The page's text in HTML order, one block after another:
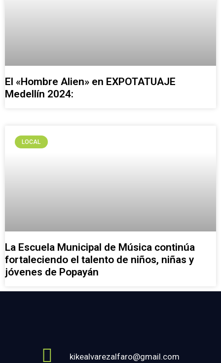
El «Hombre Alien» en EXPOTATUAJE
Medellín 2024:
LOCAL
La Escuela Municipal de Música continúa
fortaleciendo el talento de niños, niñas y
jóvenes de Popayán
kikealvarezalfaro@gmail.com